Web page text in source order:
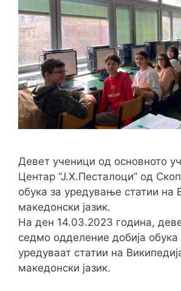
Девет ученици од основното
Центар ”Ј.Х.Песталоци” од
обука за уредување статии на
македонски јазик.
На ден 14.03.2023 година,
седмо одделение добија обука
уредуваат статии на
македонски јазик.